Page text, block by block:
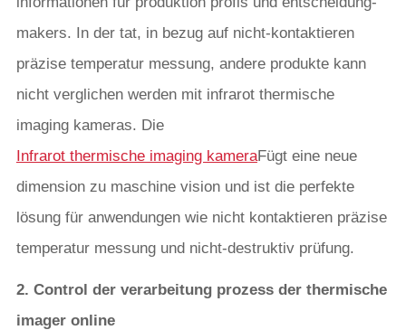
makers. In der tat, in bezug auf nicht-kontaktieren
präzise temperatur messung, andere produkte kann
nicht verglichen werden mit infrarot thermische
imaging kameras. Die
Infrarot thermische imaging kameraFügt eine neue
dimension zu maschine vision und ist die perfekte
lösung für anwendungen wie nicht kontaktieren präzise
temperatur messung und nicht-destruktiv prüfung.
2. Control der verarbeitung prozess der thermische
imager online